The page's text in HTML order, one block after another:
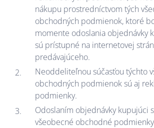
nákupu prostredníctvom tých
obchodných podmienok, ktoré
momente odoslania objednávky
sú prístupné na internetovej
predávajúceho.
Neoddeliteľnou súčasťou týchto
obchodných podmienok sú aj
podmienky.
Odoslaním objednávky kupujúci
všeobecné obchodné